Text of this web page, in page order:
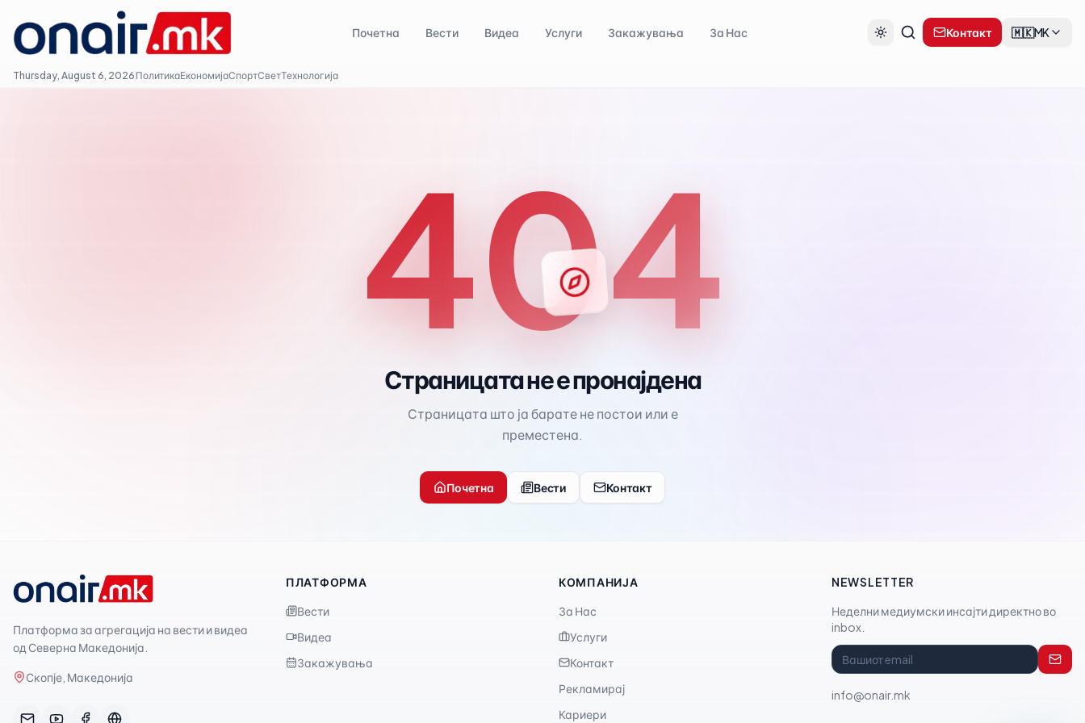
Почетна Вести Видеа Услуги Закажувања За Нас Контакт 🇲🇰MK
Thursday, August 6, 2026 ПолитикаЕкономијаСпортСветТехнологија
404
Страницата не е пронајдена
Страницата што ја барате не постои или е
преместена.
Почетна Вести Контакт
Платформа за агрегација на вести и видеа
од Северна Македонија.
Скопје, Македонија
ПЛАТФОРМА
Вести
Видеа
Закажувања
КОМПАНИЈА
За Нас
Услуги
Контакт
Рекламирај
Кариери
NEWSLETTER
Неделни медиумски инсајти директно во
inbox.
info@onair.mk